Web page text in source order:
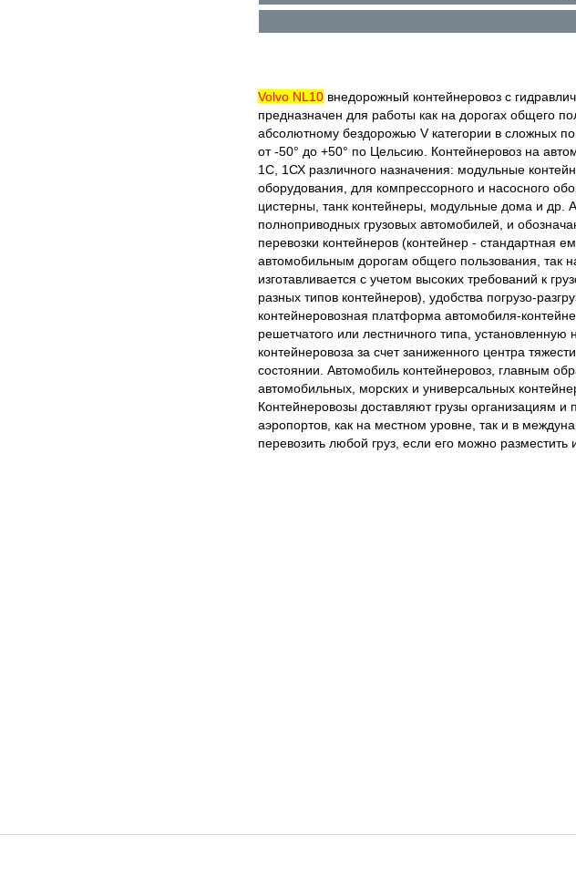
Volvo NL10 внедорожный контейнеровоз с
предназначен для работы как на дорогах общего
абсолютному бездорожью V категории в сложных
от -50° до +50° по Цельсию. Контейнеровоз на
1С, 1СХ различного назначения: модульные
оборудования, для компрессорного и насосного
цистерны, танк контейнеры, модульные дома и др.
полноприводных грузовых автомобилей, и
перевозки контейнеров (контейнер - стандартная
автомобильным дорогам общего пользования, так
изготавливается с учетом высоких требований к
разных типов контейнеров), удобства погрузо-
контейнеровозная платформа автомобиля-
решетчатого или лестничного типа,
контейнеровоза за счет заниженного центра
состоянии. Автомобиль контейнеровоз, главным
автомобильных, морских и универсальных
Контейнеровозы доставляют грузы организациям
аэропортов, как на местном уровне, так и в
перевозить любой груз, если его можно